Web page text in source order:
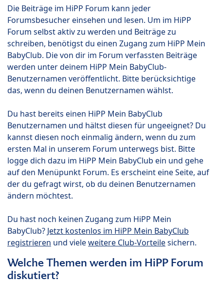
Die Beiträge im HiPP Forum kann jeder
Forumsbesucher einsehen und lesen. Um im HiPP
Forum selbst aktiv zu werden und Beiträge zu
schreiben, benötigst du einen Zugang zum HiPP Mein
BabyClub. Die von dir im Forum verfassten Beiträge
werden unter deinem HiPP Mein BabyClub-
Benutzernamen veröffentlicht. Bitte berücksichtige
das, wenn du deinen Benutzernamen wählst.
Du hast bereits einen HiPP Mein BabyClub
Benutzernamen und hältst diesen für ungeeignet? Du
kannst diesen noch einmalig ändern, wenn du zum
ersten Mal in unserem Forum unterwegs bist. Bitte
logge dich dazu im HiPP Mein BabyClub ein und gehe
auf den Menüpunkt Forum. Es erscheint eine Seite, auf
der du gefragt wirst, ob du deinen Benutzernamen
ändern möchtest.
Du hast noch keinen Zugang zum HiPP Mein
BabyClub? Jetzt kostenlos im HiPP Mein BabyClub
registrieren und vieleweitere Club-Vorteilesichern.
Welche Themen werden im HiPP Forum
diskutiert?